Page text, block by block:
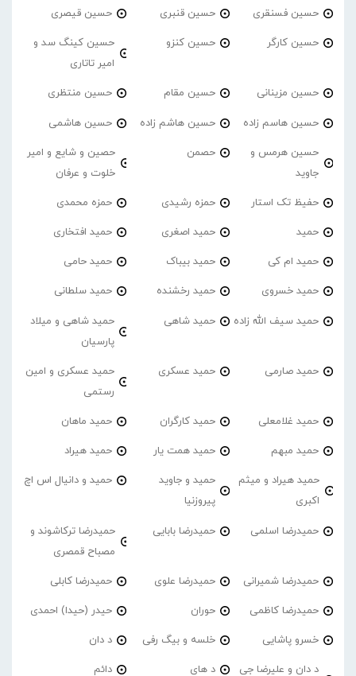
حسین فسنقری حسین قنبری حسین قیصری
حسین کارگر حسین کنزو
حسین کینگ سد و
امیر تاتاری
حسین مزینانی حسین مقام حسین منتظری
حسین هاسم زاده حسین هاشم زاده حسین هاشمی
حسین هرمس و
جاوید
حصمن
حصین و شایع و امیر
خلوت و عرفان
حفیظ تک استار حمزه رشیدی حمزه محمدی
حمید حمید اصغری حمید افتخاری
حمید ام کی حمید بیباک حمید حامی
حمید خسروی حمید رخشنده حمید سلطانی
حمید سیف الله زاده حمید شاهی
حمید شاهی و میلاد
پارسیان
حمید صارمی حمید عسکری
حمید عسکری و امین
رستمی
حمید غلامعلی حمید کارگران حمید ماهان
حمید مبهم حمید همت یار حمید هیراد
حمید هیراد و میثم
اکبری
حمید و جاوید
پیروزنیا
حمید و دانیال اس اچ
حمیدرضا اسلمی حمیدرضا بابایی
حمیدرضا ترکاشوند و
مصباح قمصری
حمیدرضا شمیرانی حمیدرضا علوی حمیدرضا کابلی
حمیدرضا کاظمی حوران حیدر (حیدا) احمدی
خسرو پاشایی خلسه و بیگ رفی د دان
د دان و علیرضا جی
د های دائم